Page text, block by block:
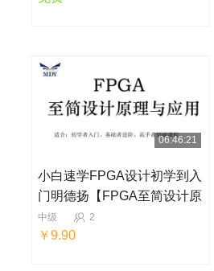
06:46:21
小白速学FPGA设计初学到入
门明德扬【FPGA至简设计原
理与应用】
中级 2
￥9.90